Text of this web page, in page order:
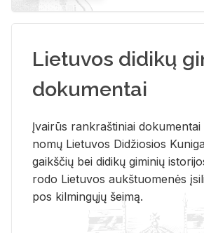
Lietuvos didikų
dokumentai
Įvai­rūs rank­raš­ti­niai
no­mų Lie­tu­vos Di­džio­sios
gaikš­čių bei di­di­kų gi­mi­nių
ro­do Lie­tu­vos aukš­tuo­me­nės
pos kil­min­gų­jų šei­mą.